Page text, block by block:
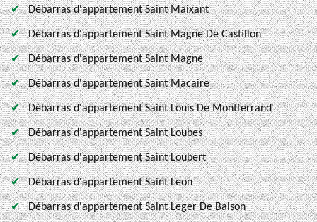
Débarras d'appartement Saint Maixant
Débarras d'appartement Saint Magne De Castillon
Débarras d'appartement Saint Magne
Débarras d'appartement Saint Macaire
Débarras d'appartement Saint Louis De Montferrand
Débarras d'appartement Saint Loubes
Débarras d'appartement Saint Loubert
Débarras d'appartement Saint Leon
Débarras d'appartement Saint Leger De Balson